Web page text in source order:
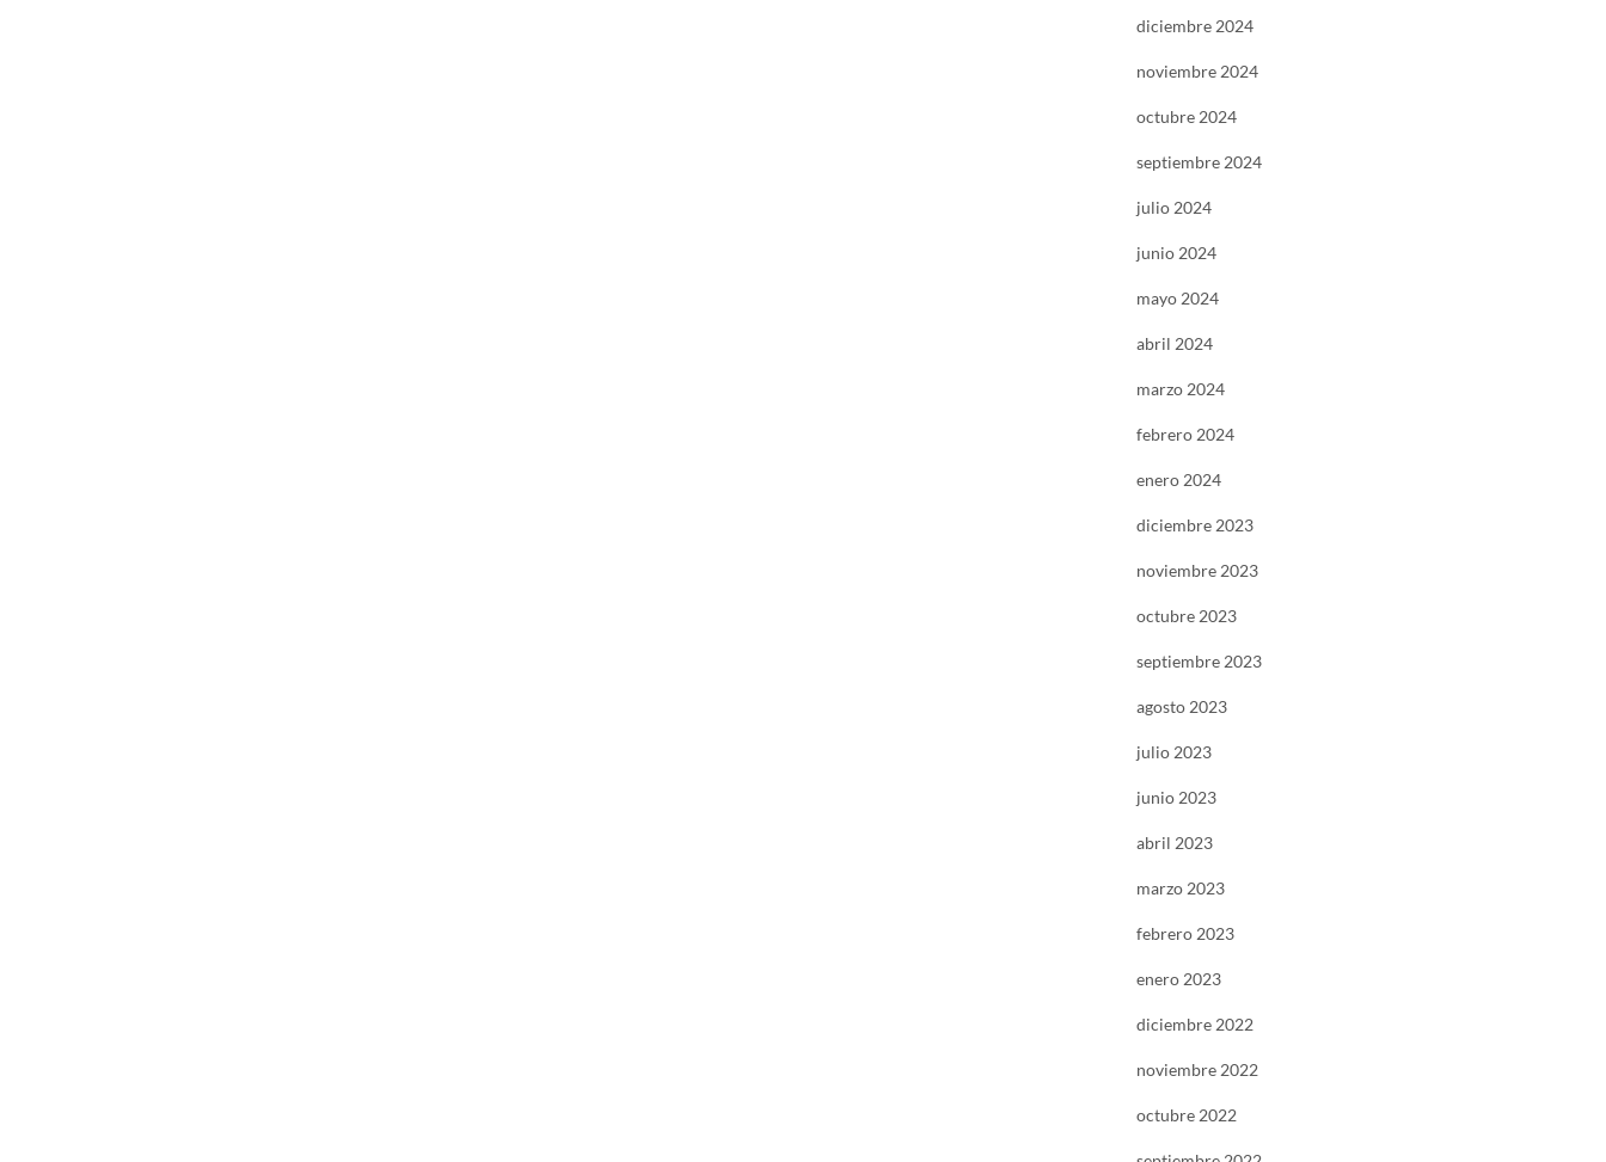
diciembre 2024
noviembre 2024
octubre 2024
septiembre 2024
julio 2024
junio 2024
mayo 2024
abril 2024
marzo 2024
febrero 2024
enero 2024
diciembre 2023
noviembre 2023
octubre 2023
septiembre 2023
agosto 2023
julio 2023
junio 2023
abril 2023
marzo 2023
febrero 2023
enero 2023
diciembre 2022
noviembre 2022
octubre 2022